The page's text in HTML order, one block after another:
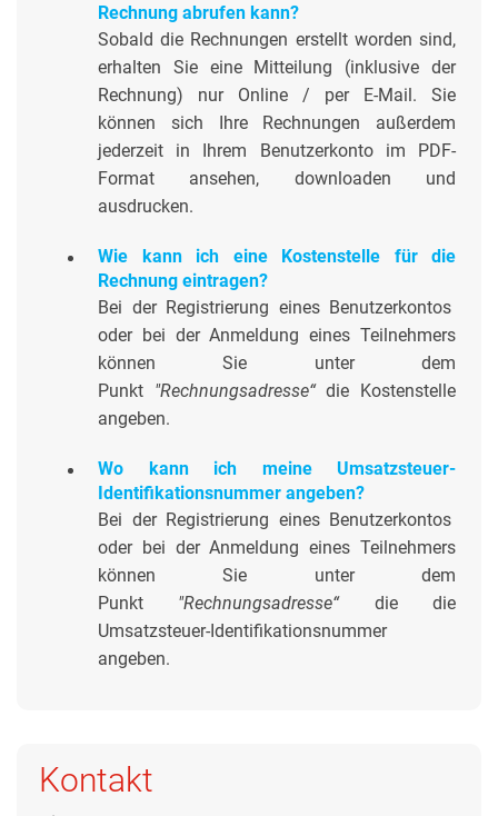
Rechnung abrufen kann?
Sobald die Rechnungen erstellt worden sind,
erhalten Sie eine Mitteilung (inklusive der
Rechnung) nur Online / per E-Mail. Sie
können sich Ihre Rechnungen außerdem
jederzeit in Ihrem Benutzerkonto im PDF-
Format ansehen, downloaden und
ausdrucken.
Wie kann ich eine Kostenstelle für die
Rechnung eintragen?
Bei der Registrierung eines Benutzerkontos
oder bei der Anmeldung eines Teilnehmers
können Sie unter dem
Punkt "Rechnungsadresse“die Kostenstelle
angeben.
Wo kann ich meine Umsatzsteuer-
Identifikationsnummer angeben?
Bei der Registrierung eines Benutzerkontos
oder bei der Anmeldung eines Teilnehmers
können Sie unter dem
Punkt "Rechnungsadresse“die die
Umsatzsteuer-Identifikationsnummer
angeben.
Kontakt